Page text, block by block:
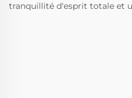
tranquillité d'esprit totale et